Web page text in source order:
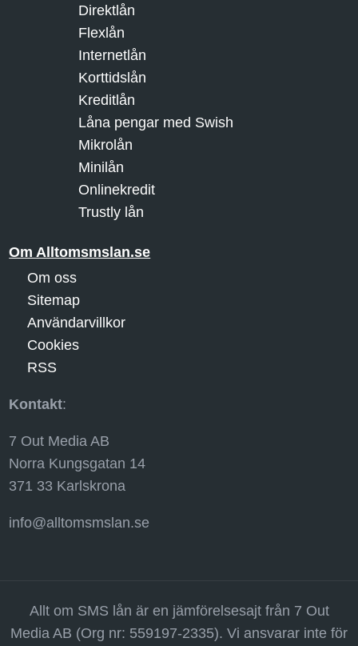
Direktlån
Flexlån
Internetlån
Korttidslån
Kreditlån
Låna pengar med Swish
Mikrolån
Minilån
Onlinekredit
Trustly lån
Om Alltomsmslan.se
Om oss
Sitemap
Användarvillkor
Cookies
RSS
Kontakt:
7 Out Media AB
Norra Kungsgatan 14
371 33 Karlskrona
info@alltomsmslan.se
Allt om SMS lån är en jämförelsesajt från 7 Out
Media AB (Org nr: 559197-2335). Vi ansvarar inte för